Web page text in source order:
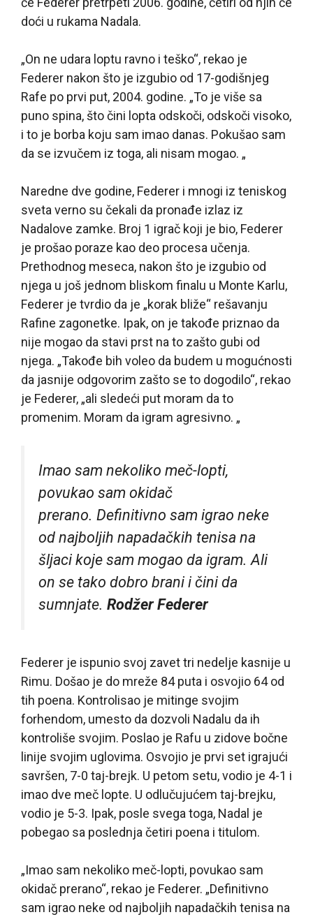
doći u rukama Nadala.
„On ne udara loptu ravno i teško“, rekao je
Federer nakon što je izgubio od 17-godišnjeg
Rafe po prvi put, 2004. godine. „To je više sa
puno spina, što čini lopta odskoči, odskoči visoko,
i to je borba koju sam imao danas. Pokušao sam
da se izvučem iz toga, ali nisam mogao. „
Naredne dve godine, Federer i mnogi iz teniskog
sveta verno su čekali da pronađe izlaz iz
Nadalove zamke. Broj 1 igrač koji je bio, Federer
je prošao poraze kao deo procesa učenja.
Prethodnog meseca, nakon što je izgubio od
njega u još jednom bliskom finalu u Monte Karlu,
Federer je tvrdio da je „korak bliže“ rešavanju
Rafine zagonetke. Ipak, on je takođe priznao da
nije mogao da stavi prst na to zašto gubi od
njega. „Takođe bih voleo da budem u mogućnosti
da jasnije odgovorim zašto se to dogodilo“, rekao
je Federer, „ali sledeći put moram da to
promenim. Moram da igram agresivno. „
Imao sam nekoliko meč-lopti,
povukao sam okidač
prerano. Definitivno sam igrao neke
od najboljih napadačkih tenisa na
šljaci koje sam mogao da igram. Ali
on se tako dobro brani i čini da
sumnjate. Rodžer Federer
Federer je ispunio svoj zavet tri nedelje kasnije u
Rimu. Došao je do mreže 84 puta i osvojio 64 od
tih poena. Kontrolisao je mitinge svojim
forhendom, umesto da dozvoli Nadalu da ih
kontroliše svojim. Poslao je Rafu u zidove bočne
linije svojim uglovima. Osvojio je prvi set igrajući
savršen, 7-0 taj-brejk. U petom setu, vodio je 4-1 i
imao dve meč lopte. U odlučujućem taj-brejku,
vodio je 5-3. Ipak, posle svega toga, Nadal je
pobegao sa poslednja četiri poena i titulom.
„Imao sam nekoliko meč-lopti, povukao sam
okidač prerano“, rekao je Federer. „Definitivno
sam igrao neke od najboljih napadačkih tenisa na